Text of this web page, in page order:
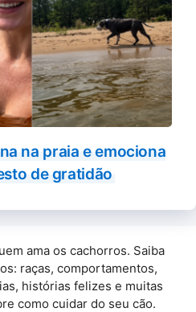
na praia e emociona
de gratidão
ama os cachorros. Saiba
raças, comportamentos,
histórias felizes e muitas
como cuidar do seu cão.